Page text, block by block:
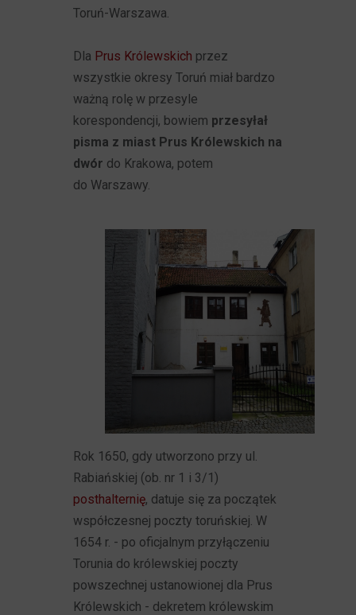
Toruń-Warszawa.
Dla Prus Królewskich przez
wszystkie okresy Toruń miał bardzo
ważną rolę w przesyle
korespondencji, bowiem przesyłał
pisma z miast Prus Królewskich na
dwór do Krakowa, potem
do Warszawy.
Rok 1650, gdy utworzono przy ul.
Rabiańskiej (ob. nr 1 i 3/1)
posthalternię, datuje się za początek
współczesnej poczty toruńskiej. W
1654 r. - po oficjalnym przyłączeniu
Torunia do królewskiej poczty
powszechnej ustanowionej dla Prus
Królewskich - dekretem królewskim